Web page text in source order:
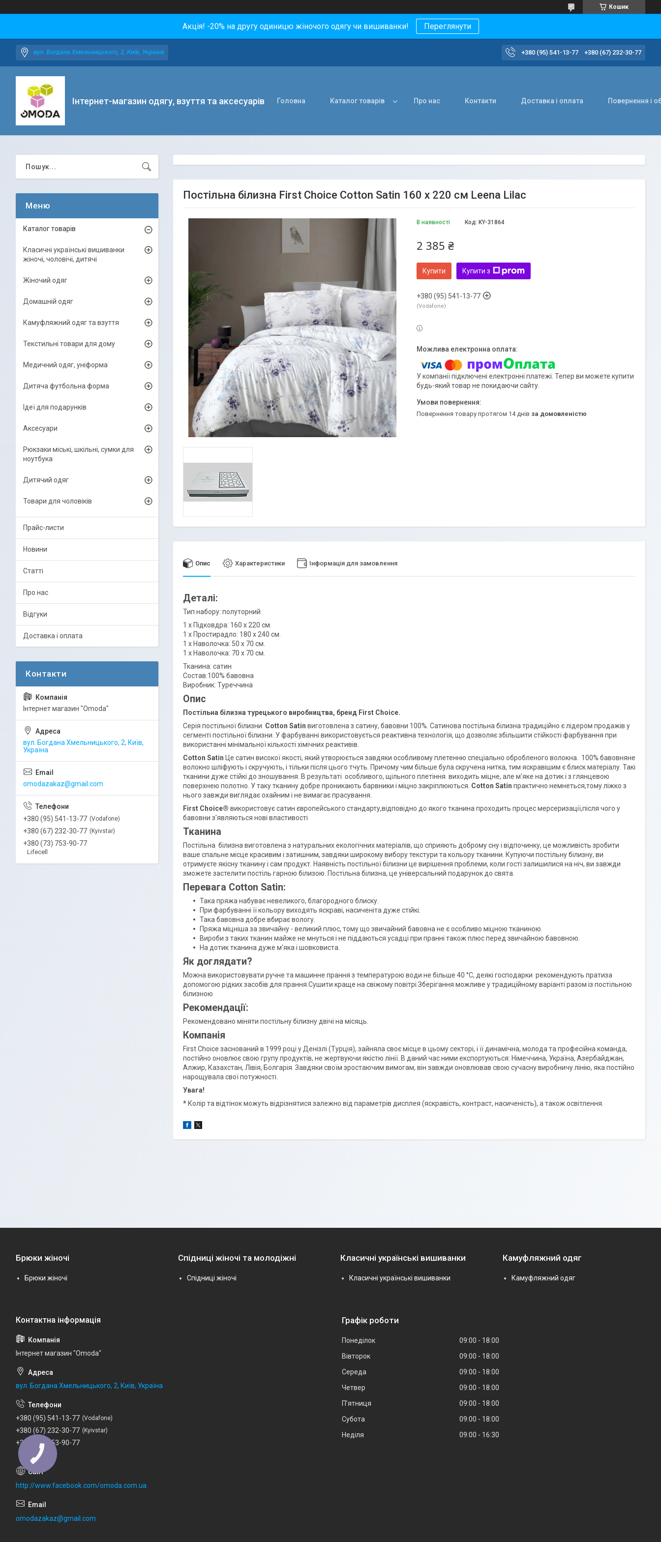
Кошик
Акція! -20% на другу одиницю жіночого одягу чи вишиванки! Переглянути
вул. Богдана Хмельницького, 2, Київ, Україна +380 (95) 541-13-77 +380 (67) 232-30-77
Інтернет-магазин одягу, взуття та аксесуарів Головна Каталог товарів Про нас Контакти Доставка і оплата Повернення і
Постільна білизна First Choice Cotton Satin 160 х 220 см Leena Lilac
В наявності Код: KY-31864
2 385 ₴
Купити Купити з
+380 (95) 541-13-77
Vodafone
У компанії підключені електронні платежі. Тепер ви можете купити
будь-який товар не покидаючи сайту.
повернення товару протягом 14 днів за домовленістю
Опис Характеристики Інформація для замовлення
Деталі:
Тип набору: полуторний
1 х Підковдра: 160 х 220 см.
1 х Простирадло: 180 х 240 см.
1 х Наволочка: 50 х 70 см.
1 х Наволочка: 70 х 70 см.
Тканина: сатин
Состав:100% бавовна
Виробник: Туреччина
Опис
Постільна білизна турецького виробництва, бренд First Choice.
Серія постільної білизни Cotton Satin виготовлена з сатину, бавовни 100%. Сатинова постільна білизна традиційно є лідером продажів у
сегменті постільної білизни. У фарбуванні використовується реактивна технологія, що дозволяє збільшити стійкості фарбування при
використанні мінімальної кількості хімічних реактивів.
Cotton Satin Це сатин високої якості, який утворюється завдяки особливому плетенню спеціально обробленого волокна. 100% бавовняне
волокно шліфують і скручують, і тільки після цього тчуть. Причому чим більше була скручена нитка, тим яскравішим є блиск матеріалу. Такі
тканини дуже стійкі до зношування. В результаті особливого, щільного плетіння виходить міцне, але м'яке на дотик і з глянцевою
поверхнею полотно. У таку тканину добре проникають барвники і міцно закріплюються. Cotton Satin практично немнеться,тому ліжко з
нього завжди виглядає охайним і не вимагає прасування.
First Choice® використовує сатин європейського стандарту,відповідно до якого тканина проходить процес мерсеризації,після чого у
бавовни з'являються нові властивості
Тканина
Постільна білизна виготовлена з натуральних екологічних матеріалів, що сприяють доброму сну і відпочинку, це можливість зробити
ваше спальне місце красивим і затишним, завдяки широкому вибору текстури та кольору тканини. Купуючи постільну білизну, ви
отримуєте якісну тканину і сам продукт. Наявність постільної білизни це вирішення проблеми, коли гості залишилися на ніч, ви завжди
зможете застелити постіль гарною білизою. Постільна білизна, це універсальний подарунок до свята.
Перевага Cotton Satin:
Така пряжа набуває невеликого, благородного блиску.
При фарбуванні її кольору виходять яскраві, насиченіта дуже стійкі.
Така бавовна добре вбирає вологу.
Пряжа міцніша за звичайну - великий плюс, тому що звичайний бавовна не є особливо міцною тканиною.
Вироби з таких тканин майже не мнуться і не піддаються усадці при пранні також плюс перед звичайною бавовною.
На дотик тканина дуже м'яка і шовковиста.
Як доглядати?
Можна використовувати ручне та машинне прання з температурою води не більше 40 °C, деякі господарки рекомендують пратиза
допомогою рідких засобів для прання.Сушити краще на свіжому повітрі.Зберігання можливе у традиційному варіанті разом із постільною
білизною
Рекомендації:
Рекомендовано міняти постільну білизну двічі на місяць.
Компанія
First Choice заснований в 1999 році у Денізлі (Турція), зайняла своє місце в цьому секторі, і її динамічна, молода та професійна команда,
постійно оновлює свою групу продуктів, не жертвуючи якістю лінії. В даний час ними експортуються: Німеччина, Україна, Азербайджан,
Алжир, Казахстан, Лівія, Болгарія. Завдяки своїм зростаючим вимогам, він завжди оновлював свою сучасну виробничу лінію, яка постійно
нарощувала свої потужності.
Увага!
* Колір та відтінок можуть відрізнятися залежно від параметрів дисплея (яскравість, контраст, насиченість), а також освітлення.
Каталог товарів
Класичні українські вишиванки
жіночі, чоловічі, дитячі
Жіночий одяг
Домашній одяг
Камуфляжний одяг та взуття
Текстильні товари для дому
Медичний одяг, уніформа
Дитяча футбольна форма
Ідеї для подарунків
Аксесуари
Рюкзаки міські, шкільні, сумки для
ноутбука
Дитячий одяг
Товари для чоловіків
Прайс-листи
Новини
Статті
Про нас
Відгуки
Доставка і оплата
Інтернет магазин "Omoda"
вул. Богдана Хмельницького, 2, Київ,
Україна
omodazakaz@gmail.com
+380 (95) 541-13-77 Vodafone
+380 (67) 232-30-77 Kyivstar
+380 (73) 753-90-77
Lifecell
Брюки жіночі
Брюки жіночі
Спідниці жіночі та молодіжні
Спідниці жіночі
Класичні українські вишиванки
Класичні українські вишиванки
Камуфляжний одяг
Камуфляжний одяг
Інтернет магазин "Omoda"
вул. Богдана Хмельницького, 2, Київ, Україна
+380 (95) 541-13-77 Vodafone
+380 (67) 232-30-77 Kyivstar
+380 (73) 753-90-77
Lifecell
http://www.facebook.com/omoda.com.ua
omodazakaz@gmail.com
Графік роботи
Понеділок 09:00
18:00
Вівторок
09:00
18:00
Середа
09:00
18:00
Четвер
09:00
18:00
Пʼятниця
09:00
18:00
Субота
09:00
18:00
Неділя
09:00 16:30